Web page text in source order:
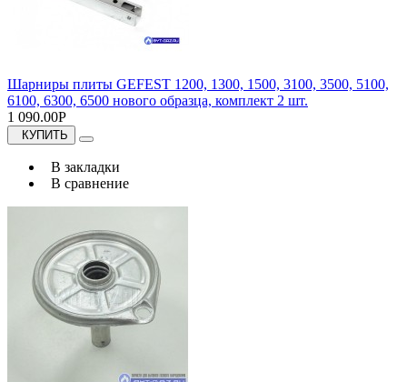
Шарниры плиты GEFEST 1200, 1300, 1500, 3100, 3500, 5100,
6100, 6300, 6500 нового образца, комплект 2 шт.
1 090.00Р
КУПИТЬ
В закладки
В сравнение